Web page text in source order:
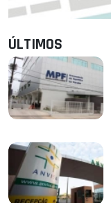
ÚLTIMOS